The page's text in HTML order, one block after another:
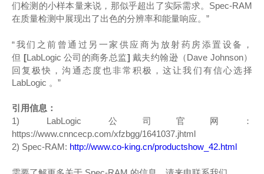
们检测的小样本量来说，那似乎超出了实际需求。Spec-RAM
在质量检测中展现出了出色的分辨率和能量响应。”
“我们之前曾通过另一家供应商为放射药房添置设备，
但 [LabLogic 公司的商务总监] 戴夫约翰逊（Dave Johnson）
回复极快，沟通态度也非常积极，这让我们有信心选择
LabLogic 。”
引用信息：
1) LabLogic 公司官网：
https://www.cnncecp.com/xfzbgg/1641037.jhtml
2) Spec-RAM: http://www.co-king.cn/productshow_42.html